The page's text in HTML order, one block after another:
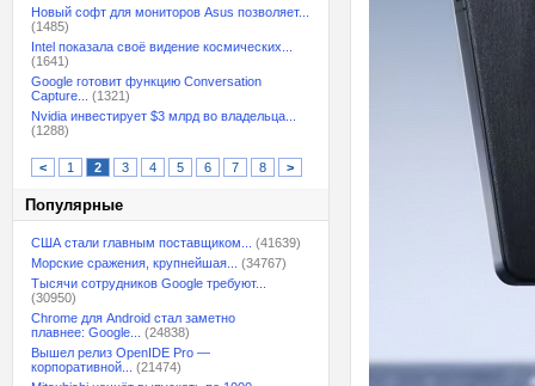
Новый софт для мониторов Asus позволяет...
(1485)
Intel показала своё видение космических...
(1641)
Google готовит функцию Conversation
Capture...
(1321)
Nvidia инвестирует $3 млрд во владельца...
(1288)
< 1 2 3 4 5 6 7 8 >
Популярные
США стали главным поставщиком...
(41639)
Морские сражения, крупнейшая...
(34767)
Тысячи сотрудников Google требуют...
(30950)
Chrome для Android стал заметно
плавнее: Google...
(24838)
Вышел релиз OpenIDE Pro —
корпоративной...
(21474)